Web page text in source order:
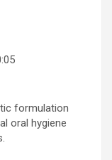
formulation
oral hygiene